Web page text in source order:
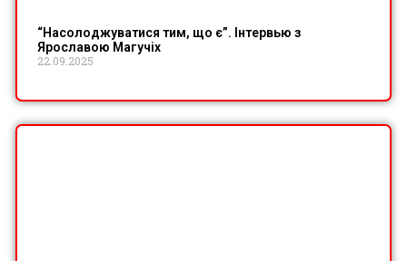
“Насолоджуватися тим, що є”. Інтервью з
Ярославою Магучіх
22.09.2025